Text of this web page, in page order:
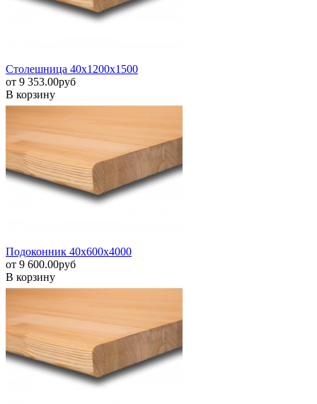
Столешница 40х1200х1500
от 9 353.00pуб
В корзину
Подоконник 40х600х4000
от 9 600.00pуб
В корзину